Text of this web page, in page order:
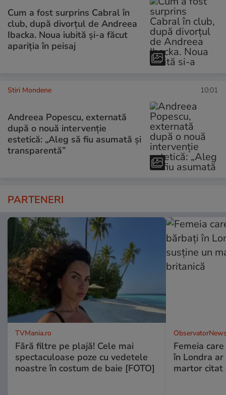
Cum a fost surprins Cabral în
club, după divorțul de Andreea
Ibacka. Noua iubită și-a făcut
apariția în peisaj
Stiri Mondene 10:01
Andreea Popescu, externată
după o nouă intervenție
estetică: „Aleg să fiu asumată și
transparentă”
PARTENERI
TVMania.ro
Fără filtre pe plajă! Cele mai
spectaculoase poze cu vedetele
noastre în costum de baie [FOTO]
Femeia
în Londra ar
martor citat